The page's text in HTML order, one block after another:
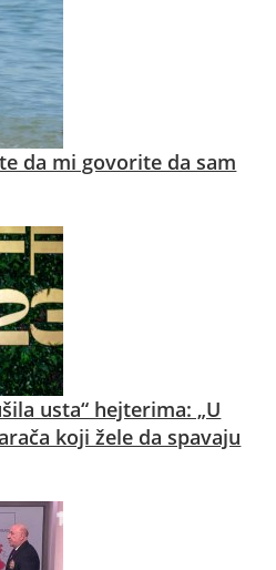
da mi govorite da sam
usta“ hejterima: „U
koji žele da spavaju